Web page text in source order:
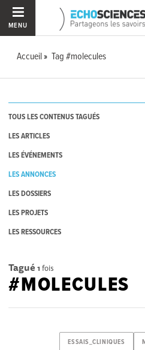
MENU
Accueil Tag #molecules
TOUS LES CONTENUS TAGUÉS
LES ARTICLES
LES ÉVÉNEMENTS
LES ANNONCES
LES DOSSIERS
LES PROJETS
LES RESSOURCES
Tagué 1 fois
#MOLECULES
ESSAIS_CLINIQUES